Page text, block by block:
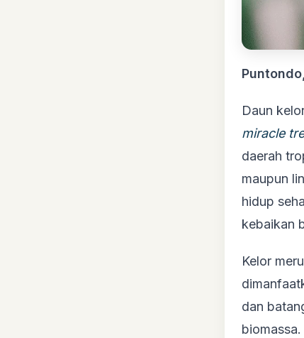
Daun
miracle
daerah
maupun
hidup
kebaikan
Kelor
dan